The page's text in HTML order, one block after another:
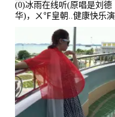
(0)冰雨在线听(原唱是刘德
华)，ㄨ℉皇朝..健康快乐演
唱点播:26643次